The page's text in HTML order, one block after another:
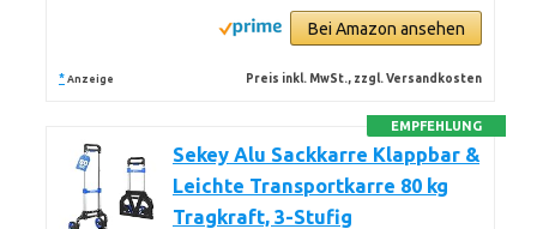
Bei Amazon ansehen
* Anzeige Preis inkl. MwSt., zzgl. Versandkosten
EMPFEHLUNG
Sekey Alu Sackkarre Klappbar &
Leichte Transportkarre 80 kg
Tragkraft, 3-Stufig